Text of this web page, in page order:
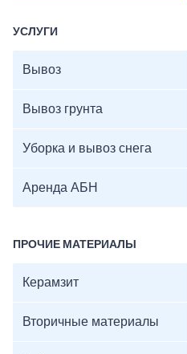
УСЛУГИ
Вывоз
Вывоз грунта
Уборка и вывоз снега
Аренда АБН
ПРОЧИЕ МАТЕРИАЛЫ
Керамзит
Вторичные материалы